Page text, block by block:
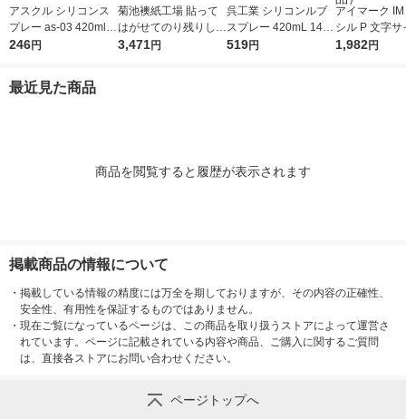
アスクル シリコンス
プレー as-03 420ml 1
本 オリジナル
246円
菊池襖紙工場 貼って
はがせてのり残りしな
い壁紙 ウッド ホワイ
3,471円
呉工業 シリコンルブ
スプレー 420mL 1420
1本
519円
アイマーク
シル P 文字
×95mm AST-
1,982円
最近見た商品
商品を閲覧すると履歴が表示されます
掲載商品の情報について
・ 掲載している情報の精度には万全を期しておりますが、その内容の正確性、
安全性、有用性を保証するものではありません。
・ 現在ご覧になっているページは、この商品を取り扱うストアによって運営さ
れています。ページに記載されている内容や商品、ご購入に関するご質問
は、直接各ストアにお問い合わせください。
ページトップへ